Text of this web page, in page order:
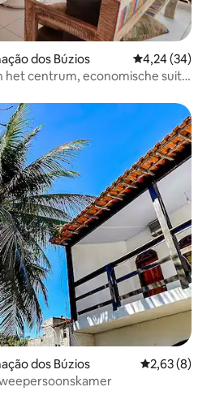
dos Búzios Gemiddelde
4,24 (34)
het centrum, economische suite
dos Búzios
2,63 (8)